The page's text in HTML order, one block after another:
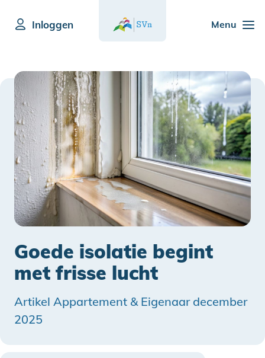
Menu
Inloggen
Goede isolatie begint
met frisse lucht
Artikel Appartement & Eigenaar december
2025